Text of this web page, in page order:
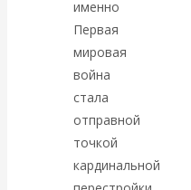
Валентин
Катасонов
считает, что
кризис в
именно
Первая
мировая
война
стала
отправной
точкой
кардинальной